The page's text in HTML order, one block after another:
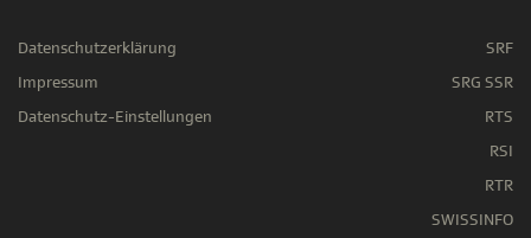
Datenschutzerklärung
Impressum
Datenschutz-Einstellungen
SRF
SRG SSR
RTS
RSI
RTR
SWISSINFO